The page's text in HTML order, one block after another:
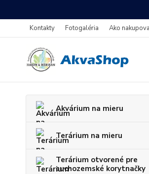
Kontakty Fotogaléria Ako
Akvárium na mieru
Terárium na mieru
Terárium otvorené pre
suchozemské korytnačky